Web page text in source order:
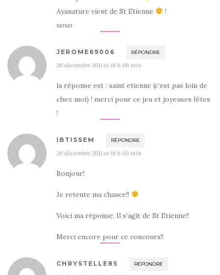
Ayanature vient de St Etienne
!
xoxo
JEROME69006 RÉPONDRE
26 décembre 2011 at 18 h 08 min
la réponse est : saint etienne (c’est pas loin de
chez moi) ! merci pour ce jeu et joyeuses fêtes
!
IBTISSEM RÉPONDRE
26 décembre 2011 at 19 h 03 min
Bonjour!
Je retente ma chance!!
Voici ma réponse: Il s’agit de St Etienne!!
Merci encore pour ce concours!!
CHRYSTELLE85 RÉPONDRE